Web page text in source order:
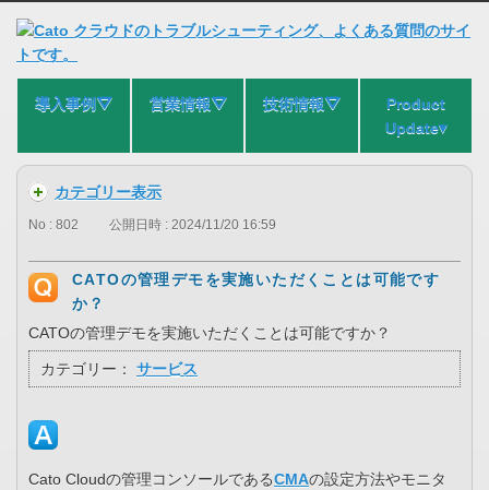
導入事例⛛ 営業情報⛛ 技術情報⛛
Product
Update▾
カテゴリー表示
No : 802 公開日時 : 2024/11/20 16:59
CATOの管理デモを実施いただくことは可能です
か？
CATOの管理デモを実施いただくことは可能ですか？
カテゴリー： サービス
Cato Cloudの管理コンソールであるCMAの設定方法やモニタ